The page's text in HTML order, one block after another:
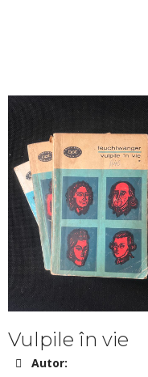
Vulpile în vie
Autor: